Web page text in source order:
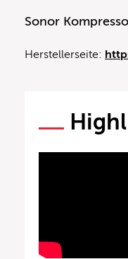
Sonor
Herstellerseite: